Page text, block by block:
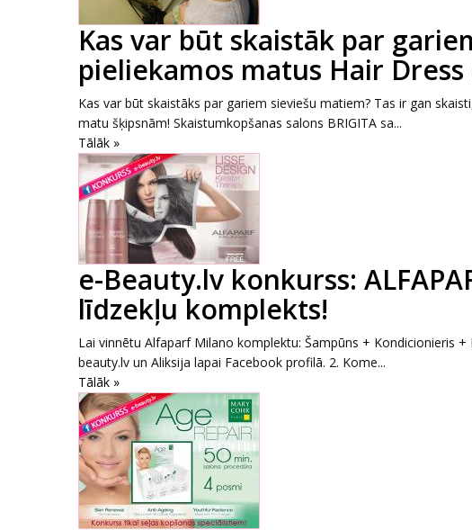
Kas var būt skaistāk par
pieliekamos matus Hair
Kas var būt skaistāks par gariem sieviešu matiem? Tas ir gan
matu šķipsnām! Skaistumkopšanas salons BRIGITA sa...
Tālāk »
e-Beauty.lv konkurss:
līdzekļu komplekts!
Lai vinnētu Alfaparf Milano komplektu: Šampūns + Kondicionieris
beauty.lv un Aliksija lapai Facebook profilā. 2. Kome...
Tālāk »